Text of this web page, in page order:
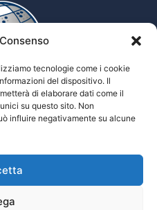
tecnologie come i cookie
del dispositivo. Il
di elaborare dati come il
su questo sito. Non
influire negativamente su alcune
scienze Tiflologiche